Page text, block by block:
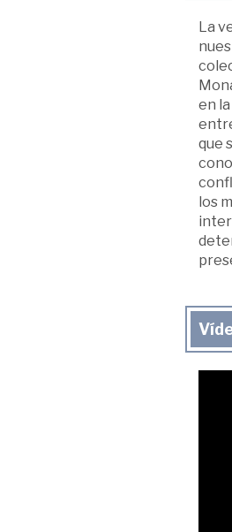
La
en
que
los